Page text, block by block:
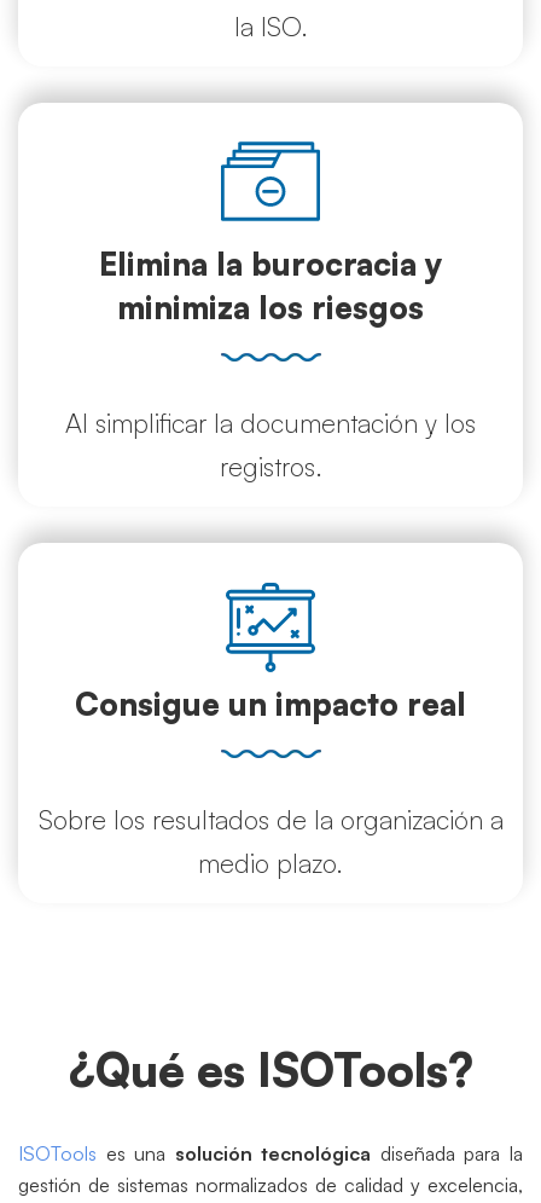
la ISO.
Elimina la burocracia y
minimiza los riesgos
Al simplificar la documentación y los
registros.
Consigue un impacto real
Sobre los resultados de la organización a
medio plazo.
¿Qué es ISOTools?
ISOTools es una solución tecnológica diseñada para la
gestión de sistemas normalizados de calidad y excelencia,